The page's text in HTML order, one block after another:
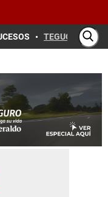
TEGUCIGALPA